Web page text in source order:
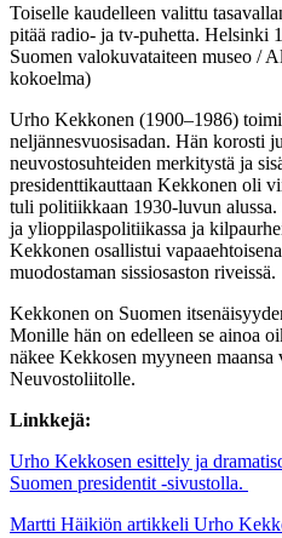
Toiselle kaudelleen valittu
pitää radio- ja tv-puhetta. Helsinki
Suomen valokuvataiteen museo /
kokoelma)
Urho Kekkonen (1900–1986)
neljännesvuosisadan. Hän korosti
neuvostosuhteiden merkitystä ja
presidenttikauttaan Kekkonen oli
tuli politiikkaan 1930-luvun
ja ylioppilaspolitiikassa ja
Kekkonen osallistui
muodostaman sissiosaston riveissä.
Kekkonen on Suomen
Monille hän on edelleen se ainoa
näkee Kekkosen myyneen
Neuvostoliitolle.
Linkkejä:
Urho Kekkosen esittely ja
Suomen presidentit -sivustolla.
Martti Häikiön artikkeli Urho